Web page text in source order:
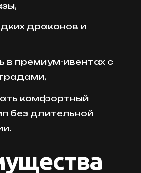
драконов и
в премиум-ивентах с
комфортный
без длительной